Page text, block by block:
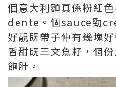
個意大利麵真係粉紅
dente。個sauce勁
好靚既帶子仲有幾塊
香甜既三文魚籽，個
飽肚。